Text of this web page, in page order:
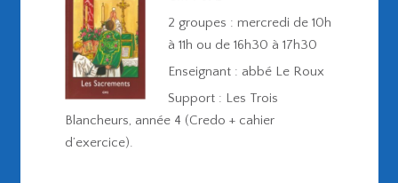
2 groupes : mercredi de 10h
à 11h ou de 16h30 à 17h30
Enseignant : abbé Le Roux
Support : Les Trois
Blancheurs, année 4 (Credo + cahier
d’exercice).